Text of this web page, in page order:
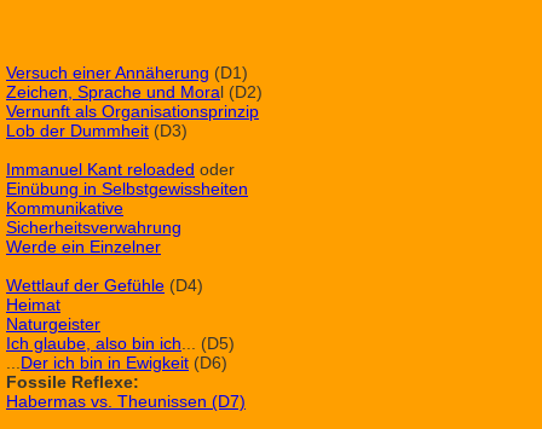
Versuch einer Annäherung (D1)
Zeichen, Sprache und Moral (D2)
Vernunft als Organisationsprinzip
Lob der Dummheit (D3)
Immanuel Kant reloaded oder
Einübung in Selbstgewissheiten
Kommunikative
Sicherheitsverwahrung
Werde ein Einzelner
Wettlauf der Gefühle (D4)
Heimat
Naturgeister
Ich glaube, also bin ich ... (D5)
Der ich bin in Ewigkeit (D6)
Fossile Reflexe:
Habermas vs. Theunissen (D7)